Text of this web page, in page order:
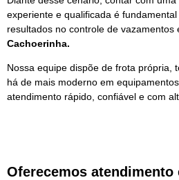
experiente e qualificada é
resultados no controle de vazamentos
Cachoerinha.
Nossa equipe dispõe de frota própria,
há de mais moderno em
atendimento rápido, confiável e com
Oferecemos